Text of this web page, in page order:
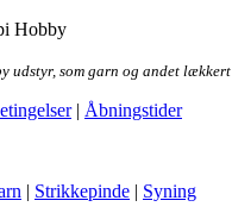
Hobby
udstyr, som garn og andet lækkert
| Åbningstider
| Strikkepinde | Syning